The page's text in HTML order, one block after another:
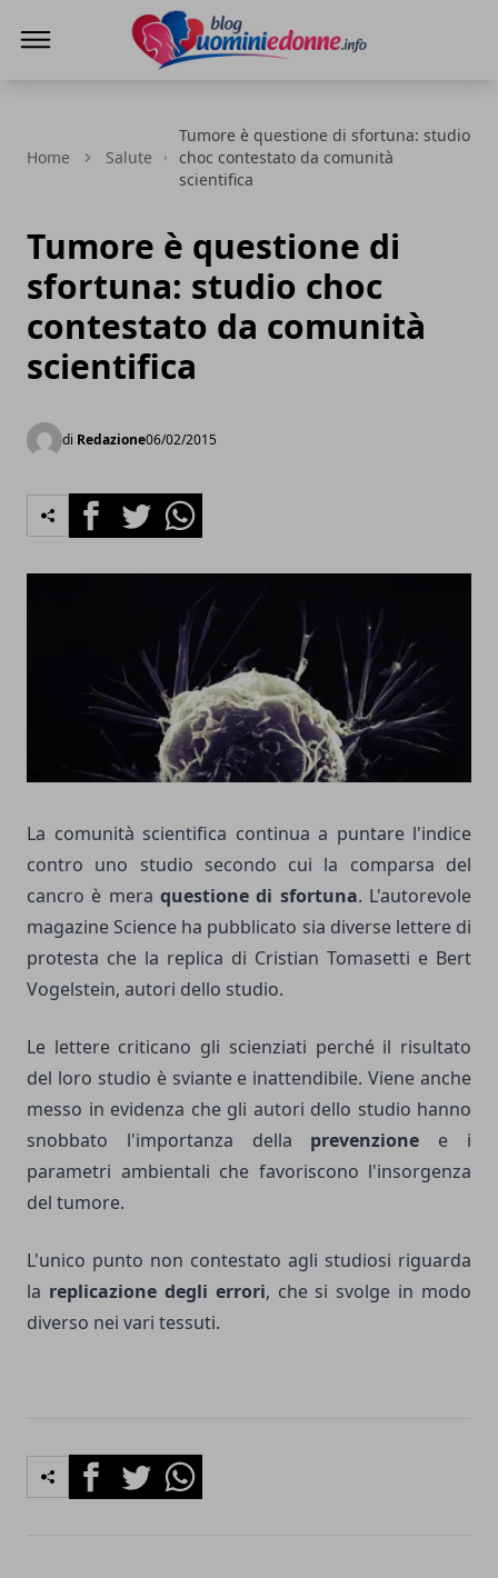
Home Salute
Tumore è questione di sfortuna: studio
choc contestato da comunità
scientifica
Tumore è questione di
sfortuna: studio choc
contestato da comunità
scientifica
di Redazione06/02/2015
FacebookTwitterWhatsapp
La comunità scientifica continua a puntare l'indice
contro uno studio secondo cui la comparsa del
cancro è mera questione di sfortuna. L'autorevole
magazine Science ha pubblicato sia diverse lettere di
protesta che la replica di Cristian Tomasetti e Bert
Vogelstein, autori dello studio.
Le lettere criticano gli scienziati perché il risultato
del loro studio è sviante e inattendibile. Viene anche
messo in evidenza che gli autori dello studio hanno
snobbato l'importanza della prevenzione e i
parametri ambientali che favoriscono l'insorgenza
del tumore.
L'unico punto non contestato agli studiosi riguarda
la replicazione degli errori, che si svolge in modo
diverso nei vari tessuti.
FacebookTwitterWhatsapp